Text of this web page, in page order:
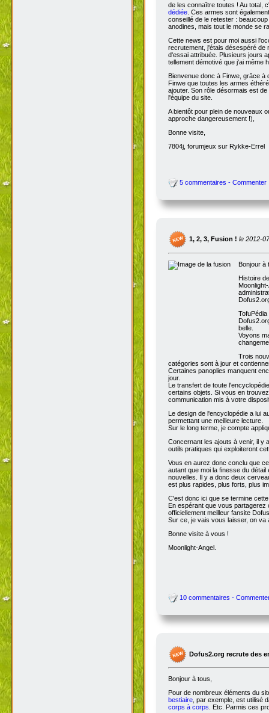
de les connaître toutes ! Au total,
dédiée. Ces armes sont
conseillé de le retester :
anodines, mais tout le monde se
Cette news est pour moi aussi
recrutement, j'étais désespéré de
d'essai attribuée. Plusieurs jours
tellement démotivé que j'ai même
Bienvenue donc à Finwe, grâce
Finwe que toutes les armes
ajouter. Son rôle désormais est
l'équipe du site.
A bientôt pour plein de nouveaux
approche dangereusement !),
Bonne visite,
7804j, forumjeux sur Rykke-Errel
5 commentaires - Commenter
1, 2, 3, Fusion ! le 2012-
Bonjour à
Histoire
belle.
Voyons
Trois
catégories sont à jour et
Certaines panoplies manquent
jour.
Le transfert de toute
certains objets. Si vous en
communication mis à votre
Le design de l'encyclopédie a lui
permettant une meilleure lecture.
Sur le long terme, je compte
Concernant les ajouts à venir, il y
outils pratiques qui exploiteront
Vous en aurez donc conclu que
autant que moi la finesse du
nouvelles. Il y a donc deux
est plus rapides, plus forts, plus
C'est donc ici que se termine
En espérant que vous
officiellement meilleur fansite
Sur ce, je vais vous laisser, on va
Bonne visite à vous !
Moonlight-Angel.
10 commentaires -
Dofus2.org recrute des
Bonjour à tous,
Pour de nombreux éléments du
bestiaire, par exemple, est utilisé
corps à corps. Etc. Parmis ces